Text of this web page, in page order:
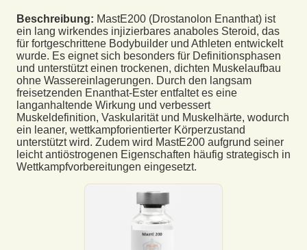
Beschreibung: MastE200 (Drostanolon Enanthat) ist
ein lang wirkendes injizierbares anaboles Steroid, das
für fortgeschrittene Bodybuilder und Athleten entwickelt
wurde. Es eignet sich besonders für Definitionsphasen
und unterstützt einen trockenen, dichten Muskelaufbau
ohne Wassereinlagerungen. Durch den langsam
freisetzenden Enanthat-Ester entfaltet es eine
langanhaltende Wirkung und verbessert
Muskeldefinition, Vaskularität und Muskelhärte, wodurch
ein leaner, wettkampforientierter Körperzustand
unterstützt wird. Zudem wird MastE200 aufgrund seiner
leicht antiöstrogenen Eigenschaften häufig strategisch in
Wettkampfvorbereitungen eingesetzt.